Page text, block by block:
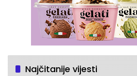
Najčitanije vijesti